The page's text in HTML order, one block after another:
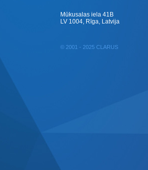
Mūkusalas iela 41B
LV 1004, Rīga, Latvija
© 2001 - 2025 CLARUS